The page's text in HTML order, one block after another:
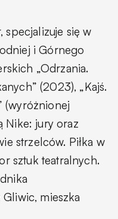
specjalizuje się w
i Górnego
„Odrzania.
(2023), „Kajś.
(wyróżnionej
Nike: jury oraz
strzelców. Piłka w
sztuk teatralnych.
mieszka